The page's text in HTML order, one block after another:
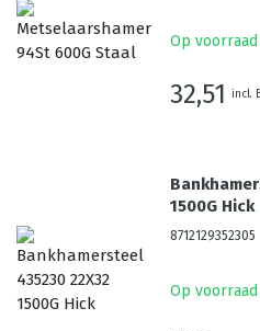
Op voorraad
32,51 incl.
1500G Hick
8712129352305
Op voorraad